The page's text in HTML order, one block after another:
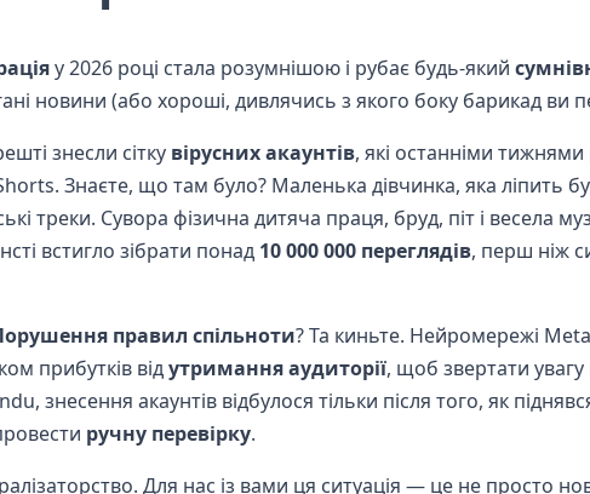
у 2026 році стала розумнішою і рубає будь-який
новини (або хороші, дивлячись з якого боку барикад ви
знесли сітку вірусних акаунтів, які останніми
Знаєте, що там було? Маленька дівчинка, яка ліпить
треки. Сувора фізична дитяча праця, бруд, піт і весела
встигло зібрати понад 10 000 000 переглядів, перш ніж
правил спільноти? Та киньте. Нейромережі
прибутків відутримання аудиторії, щоб звертати увагу
знесення акаунтів відбулося тільки після того, як
ручну перевірку.
Для нас із вами ця ситуація — це не просто